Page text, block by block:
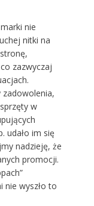
nie
nitki na
zazwyczaj
zadowolenia,
w
udało im się
nadzieję, że
promocji.
nie wyszło to